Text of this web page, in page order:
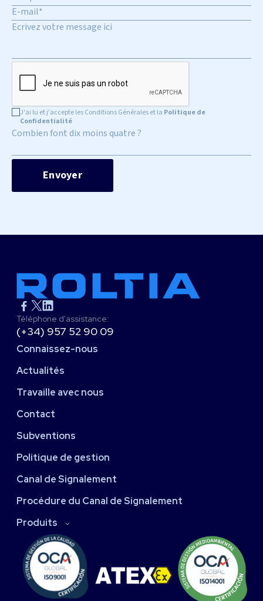
J'ai lu et j'accepte les Conditions Générales et la Politique de
Confidentialité
Combien font dix moins quatre ?
Téléphone d'assistance:
(+34) 957 52 90 09
Connaissez-nous
Actualités
Travaille avec nous
Contact
Subventions
Politique de gestion
Canal de Signalement
Procédure du Canal de Signalement
Produits